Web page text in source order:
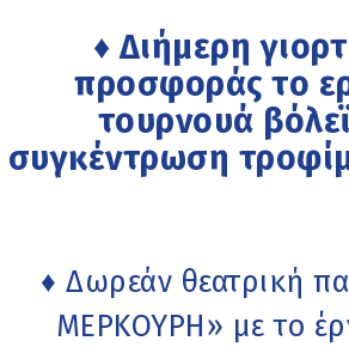
♦ Διήμερη
προσφοράς το
τουρνουά
συγκέντρωση
♦ Δωρεάν θεατρική
ΜΕΡΚΟΥΡΗ» με το